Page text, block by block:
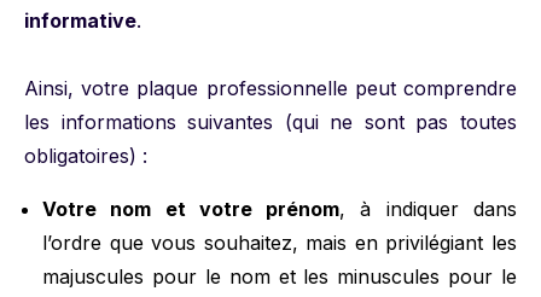
informative.
Ainsi, votre plaque professionnelle peut comprendre
les informations suivantes (qui ne sont pas toutes
obligatoires) :
Votre nom et votre prénom, à indiquer dans
l’ordre que vous souhaitez, mais en privilégiant les
majuscules pour le nom et les minuscules pour le